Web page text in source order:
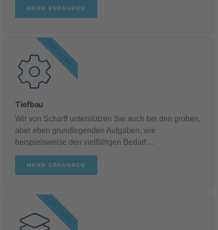
MEHR ERFAHREN
Tiefbau
Wir von Scharff unterstützen Sie auch bei den groben,
aber eben grundlegenden Aufgaben, wie
beispielsweise den vielfältigen Bedarf ...
MEHR ERFAHREN
SORTIMENT
SORTIMENT